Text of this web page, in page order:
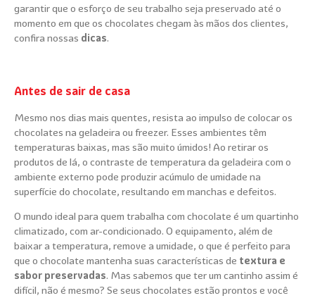
garantir que o esforço de seu trabalho seja preservado até o
momento em que os chocolates chegam às mãos dos clientes,
confira nossas dicas.
Antes de sair de casa
Mesmo nos dias mais quentes, resista ao impulso de colocar os
chocolates na geladeira ou freezer. Esses ambientes têm
temperaturas baixas, mas são muito úmidos! Ao retirar os
produtos de lá, o contraste de temperatura da geladeira com o
ambiente externo pode produzir acúmulo de umidade na
superfície do chocolate, resultando em manchas e defeitos.
O mundo ideal para quem trabalha com chocolate é um quartinho
climatizado, com ar-condicionado. O equipamento, além de
baixar a temperatura, remove a umidade, o que é perfeito para
que o chocolate mantenha suas características de textura e
sabor preservadas. Mas sabemos que ter um cantinho assim é
difícil, não é mesmo? Se seus chocolates estão prontos e você